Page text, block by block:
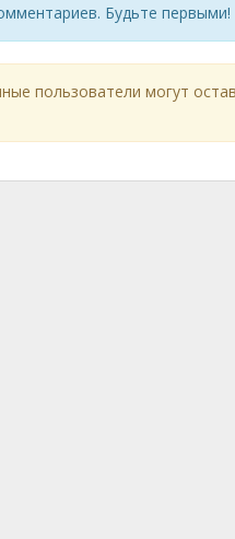
Будьте первыми!
пользователи могут